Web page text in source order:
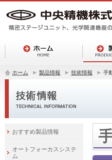
ホーム 製品情報 技術情報 手
おすすめ製品情報
オートフォーカスシステ
ム